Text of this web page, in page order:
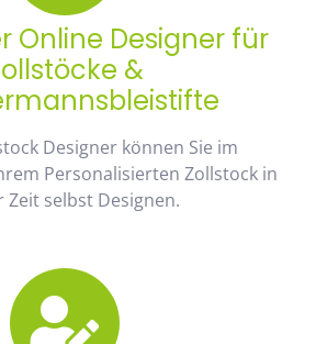
Online Designer für
&
Designer können Sie im
Personalisierten Zollstock in
Zeit selbst Designen.